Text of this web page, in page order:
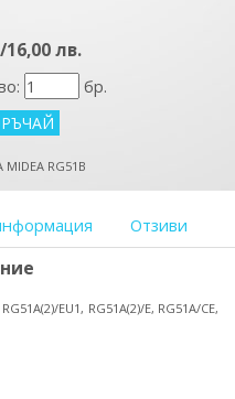
16,00 лв.
бр.
MIDEA RG51B
Отзиви
EU1, RG51A(2)/E, RG51A/CE,